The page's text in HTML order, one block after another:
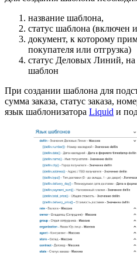
название шаблона,
статус шаблона (включен
документ, к которому
покупателя или отгрузка)
статус Деловых Линий, на
шаблон
При создании шаблона для
сумма заказа, статус заказа,
язык шаблонизатора Liquid и